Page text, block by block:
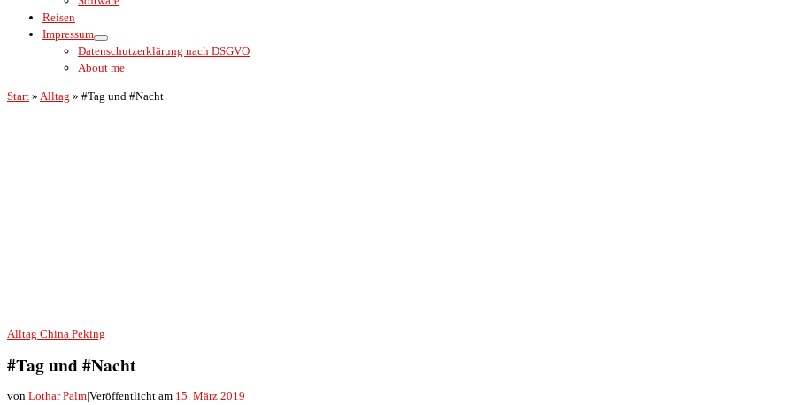
Reisen
Impressum
Datenschutzerklärung nach DSGVO
About me
Start » Alltag » #Tag und #Nacht
Alltag China Peking
#Tag und #Nacht
von Lothar Palm|Veröffentlicht am 15. März 2019